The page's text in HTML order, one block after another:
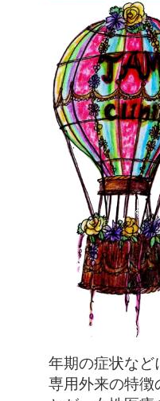
年期の症状など
専用外来の特徴